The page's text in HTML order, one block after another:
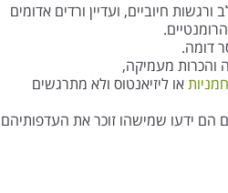
חיוביים, ועדיין ורדים אדומים
דומה.
מעמיקה,
חמניותאו ליזיאנטוס ולא מתרגשים
הם ידעו שמישהו זוכר את העדפותיהם